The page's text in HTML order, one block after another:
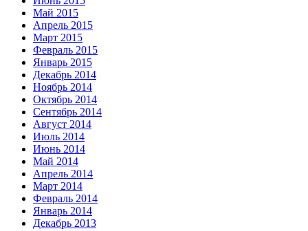
Май 2015
Апрель 2015
Март 2015
Февраль 2015
Январь 2015
Декабрь 2014
Ноябрь 2014
Октябрь 2014
Сентябрь 2014
Август 2014
Июль 2014
Июнь 2014
Май 2014
Апрель 2014
Март 2014
Февраль 2014
Январь 2014
Декабрь 2013